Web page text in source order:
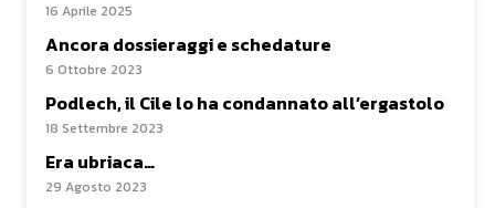
16 Aprile 2025
Ancora dossieraggi e schedature
6 Ottobre 2023
Podlech, il Cile lo ha condannato all’ergastolo
18 Settembre 2023
Era ubriaca…
29 Agosto 2023